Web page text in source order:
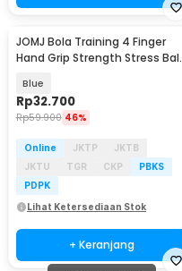
JOMJ Bola Training 4 Finger
Hand Grip Strength Stress Ball
Blue
Rp32.700
Rp59.900 46%
Online JKTP
JKTB
JKTU
TGR CKP
PBKS
PDPK
Lihat Ketersediaan Stok
+ Keranjang